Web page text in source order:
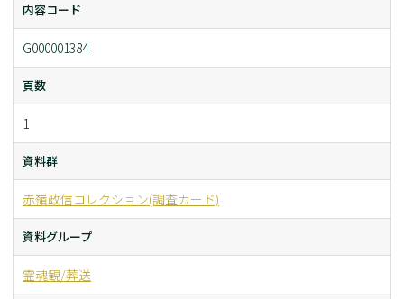
内容コード
G000001384
頁数
1
資料群
赤嶺政信コレクション(調査カード)
資料グループ
霊魂観/葬送